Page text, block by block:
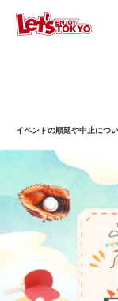
イベントの順延や中止につ